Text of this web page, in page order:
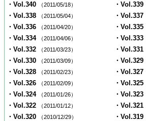
・Vol.340 （2011/05/18） ・Vol.339
・Vol.338 （2011/05/04） ・Vol.337
・Vol.336 （2011/04/20） ・Vol.335
・Vol.334 （2011/04/06） ・Vol.333
・Vol.332 （2011/03/23） ・Vol.331
・Vol.330 （2011/03/09） ・Vol.329
・Vol.328 （2011/02/23） ・Vol.327
・Vol.326 （2011/02/09） ・Vol.325
・Vol.324 （2011/01/26） ・Vol.323
・Vol.322 （2011/01/12） ・Vol.321
・Vol.320 （2010/12/29） ・Vol.319